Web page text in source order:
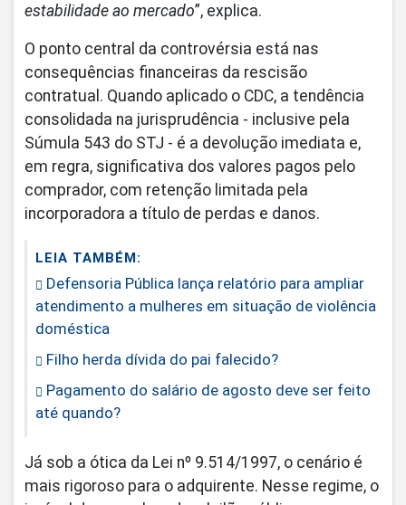
estabilidade ao mercado”, explica.
O ponto central da controvérsia está nas
consequências financeiras da rescisão
contratual. Quando aplicado o CDC, a tendência
consolidada na jurisprudência - inclusive pela
Súmula 543 do STJ - é a devolução imediata e,
em regra, significativa dos valores pagos pelo
comprador, com retenção limitada pela
incorporadora a título de perdas e danos.
LEIA TAMBÉM:
Defensoria Pública lança relatório para ampliar
atendimento a mulheres em situação de violência
doméstica
Filho herda dívida do pai falecido?
Pagamento do salário de agosto deve ser feito
até quando?
Já sob a ótica da Lei nº 9.514/1997, o cenário é
mais rigoroso para o adquirente. Nesse regime, o